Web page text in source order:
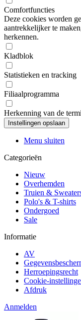
Comfortfuncties
Deze cookies worden
aantrekkelijker te
herkennen.
Kladblok
Statistieken en tracking
Filiaalprogramma
Herkenning van de
Menu sluiten
Categorieën
Nieuw
Overhemden
Truien &
Polo's & T-shirts
Ondergoed
Sale
Informatie
AV
Herroepingsrecht
Cookie-
Afdruk
Anmelden